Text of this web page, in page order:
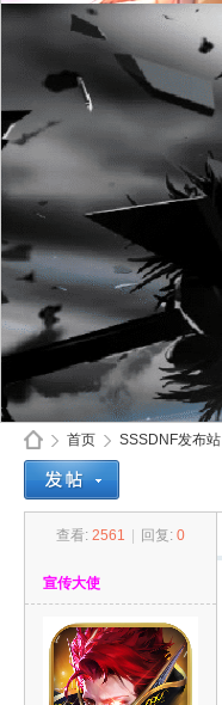
首页
›
SSSDNF发布站
查看: 2561 回复: 0
宣传大使